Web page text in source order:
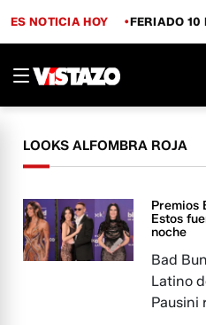
ES NOTICIA HOY FERIADO 10
LOOKS ALFOMBRA ROJA
Premios
Estos
noche
Bad
Latino
Pausini